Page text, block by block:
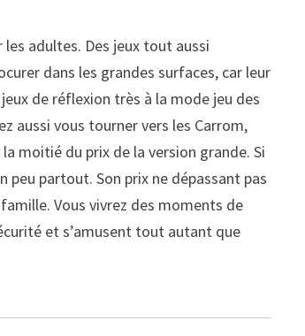
adultes. Des jeux tout aussi
dans les grandes surfaces, car leur
de réflexion très à la mode jeu des
aussi vous tourner vers les Carrom,
moitié du prix de la version grande. Si
peu partout. Son prix ne dépassant pas
Vous vivrez des moments de
et s’amusent tout autant que